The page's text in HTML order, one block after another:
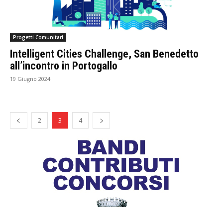
Progetti Comunitari
Intelligent Cities Challenge, San Benedetto
all’incontro in Portogallo
19 Giugno 2024
2 3 4